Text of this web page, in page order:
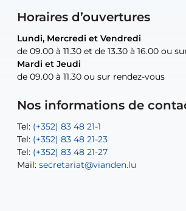
Horaires d’ouvertures
Lundi, Mercredi et Vendredi
de 09.00 à 11.30 et de 13.30 à 16.00 ou
Mardi et Jeudi
de 09.00 à 11.30 ou sur rendez-vous
Nos informations de
Tel: (+352) 83 48 21-1
Tel: (+352) 83 48 21-23
Tel: (+352) 83 48 21-27
Mail: secretariat@vianden.lu
Lundi, Mercredi et Vendredi
de 09.00 à 11.30 et de 13.30 à 16.00 ou
Mardi et Jeudi
de 09.00 à 11.30 ou sur rendez-vous
Tel: (+352) 83 48 21-20
Tel: (+352) 83 48 21-22
Mail:sofia.carvalho@vianden.lu
Mail: diane.storn@vianden.lu
uniquement sur rendez-vous
Mail:recette@vianden.lu
uniquement sur rendez-vous
Tel:(+352) 83 48 21-31
uniquement sur rendez-vous
Tel:Permanence (Fuite d’eau) : 83 48 21